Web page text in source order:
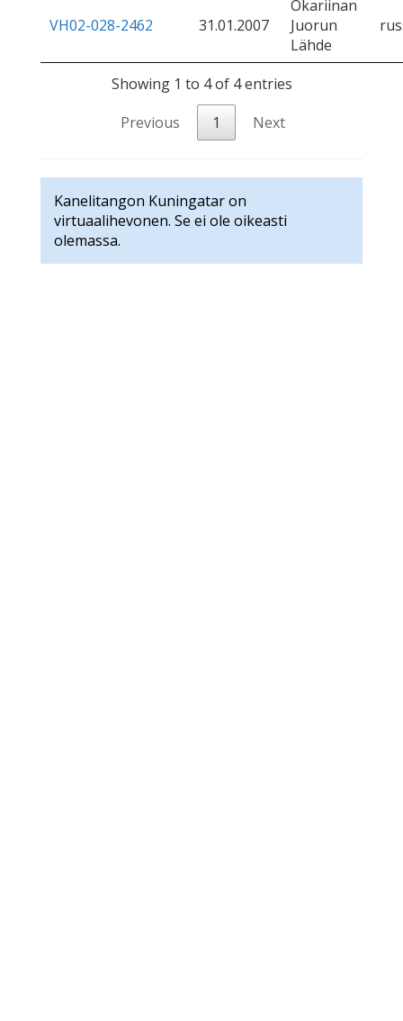
VH02-028-2462 31.01.2007
Okariinan
Juorun
Lähde
Showing 1 to 4 of 4 entries
Previous
1 Next
Kanelitangon Kuningatar on
virtuaalihevonen. Se ei ole oikeasti
olemassa.